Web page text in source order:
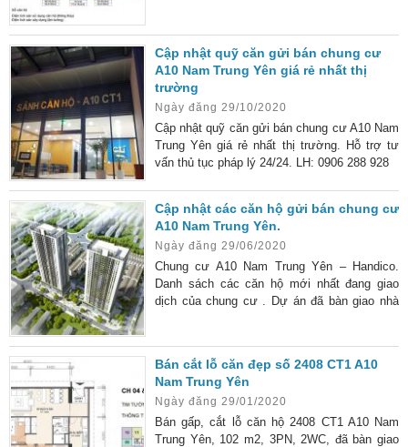
Cập nhật quỹ căn gửi bán chung cư
A10 Nam Trung Yên giá rẻ nhất thị
trường
Ngày đăng 29/10/2020
Cập nhật quỹ căn gửi bán chung cư A10 Nam
Trung Yên giá rẻ nhất thị trường. Hỗ trợ tư
vấn thủ tục pháp lý 24/24. LH: 0906 288 928
Cập nhật các căn hộ gửi bán chung cư
A10 Nam Trung Yên.
Ngày đăng 29/06/2020
Chung cư A10 Nam Trung Yên – Handico.
Danh sách các căn hộ mới nhất đang giao
dịch của chung cư . Dự án đã bàn giao nhà
Bán cắt lỗ căn đẹp số 2408 CT1 A10
Nam Trung Yên
Ngày đăng 29/01/2020
Bán gấp, cắt lỗ căn hộ 2408 CT1 A10 Nam
Trung Yên, 102 m2, 3PN, 2WC, đã bàn giao